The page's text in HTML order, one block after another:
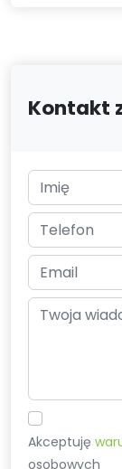
Kontakt
Akceptuję
osobowych